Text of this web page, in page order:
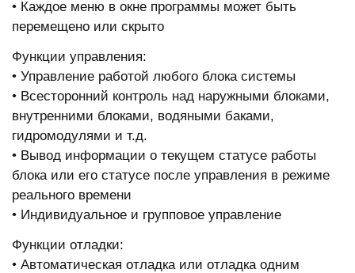
• Каждое меню в окне программы может быть
перемещено или скрыто
Функции управления:
• Управление работой любого блока системы
• Всесторонний контроль над наружными блоками,
внутренними блоками, водяными баками,
гидромодулями и т.д.
• Вывод информации о текущем статусе работы
блока или его статусе после управления в режиме
реального времени
• Индивидуальное и групповое управление
Функции отладки:
• Автоматическая отладка или отладка одним